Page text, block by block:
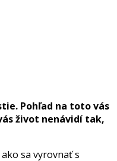
Pohľad na toto vás
život nenávidí tak,
sa vyrovnať s